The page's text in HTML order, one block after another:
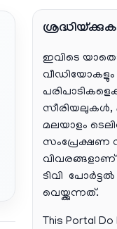
ശ്രദ്ധിയ്ക്കുക
ഇവിടെ
വീഡിയോകളും
സീരിയലുകള്‍,
മലയാളം
സംപ്രേക്ഷണ
വിവരങ്ങളാണ്
ടിവി പോര്‍ട്ടല്‍
വെയ്ക്കുന്നത്.
This Portal